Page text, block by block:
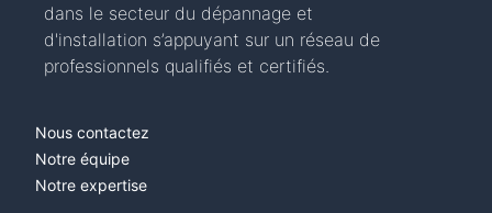
dans le secteur du dépannage et
d'installation s’appuyant sur un réseau de
professionnels qualifiés et certifiés.
Nous contactez
Notre équipe
Notre expertise